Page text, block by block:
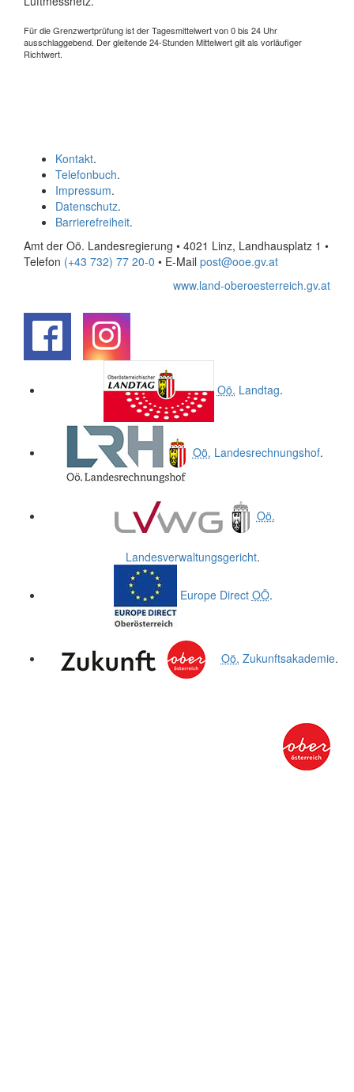
Für die Grenzwertprüfung ist der Tagesmittelwert von 0 bis 24 Uhr
ausschlaggebend. Der gleitende 24-Stunden Mittelwert gilt als vorläufiger
Richtwert.
Kontakt.
Telefonbuch.
Impressum.
Datenschutz.
Barrierefreiheit.
Amt der Oö. Landesregierung • 4021 Linz, Landhausplatz 1 •
Telefon (+43 732) 77 20-0 • E-Mail post@ooe.gv.at
www.land-oberoesterreich.gv.at
Oö. Landtag.
Oö. Landesrechnungshof.
Oö.
Landesverwaltungsgericht.
Europe Direct OÖ.
Oö. Zukunftsakademie.